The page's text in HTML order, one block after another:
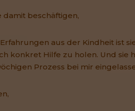
damit beschäftigen,
aus der Kindheit ist
konkret Hilfe zu holen. Und sie
Prozess bei mir